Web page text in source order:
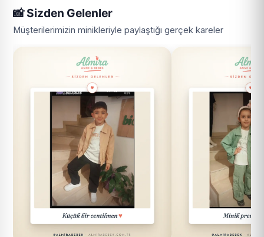
📸 Sizden Gelenler
Müşterilerimizin minikleriyle paylaştığı gerçek kareler